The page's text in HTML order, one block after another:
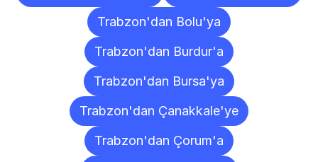
Trabzon'dan Bolu'ya
Trabzon'dan Burdur'a
Trabzon'dan Bursa'ya
Trabzon'dan Çanakkale'ye
Trabzon'dan Çorum'a